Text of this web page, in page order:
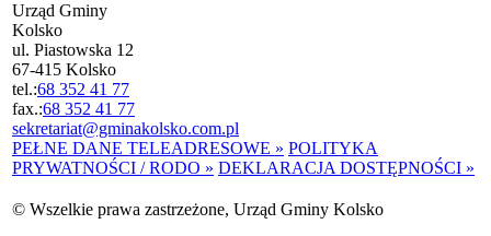
Urząd Gminy
Kolsko
ul. Piastowska 12
67-415 Kolsko
tel.:68 352 41 77
fax.:68 352 41 77
sekretariat@gminakolsko.com.pl
PEŁNE DANE TELEADRESOWE » POLITYKA
PRYWATNOŚCI / RODO » DEKLARACJA DOSTĘPNOŚCI »
© Wszelkie prawa zastrzeżone, Urząd Gminy Kolsko